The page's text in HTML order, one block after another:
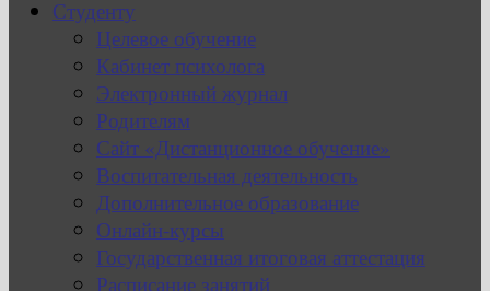
Студенту
Целевое обучение
Кабинет психолога
Электронный журнал
Родителям
Сайт «Дистанционное обучение»
Воспитательная деятельность
Дополнительное образование
Онлайн-курсы
Государственная итоговая аттестация
Расписание занятий